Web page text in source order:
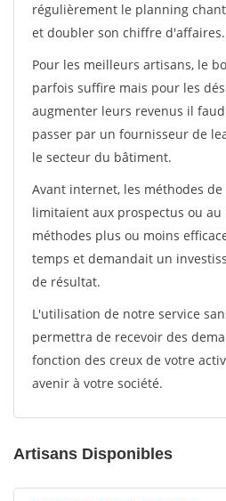
régulièrement le planning
et doubler son chiffre d'affaires.
Pour les meilleurs artisans, le
parfois suffire mais pour les
augmenter leurs revenus il
passer par un fournisseur de
le secteur du bâtiment.
Avant internet, les méthodes
limitaient aux prospectus ou au
méthodes plus ou moins
temps et demandait un
de résultat.
L'utilisation de notre service
permettra de recevoir des
fonction des creux de votre
avenir à votre société.
Artisans Disponibles